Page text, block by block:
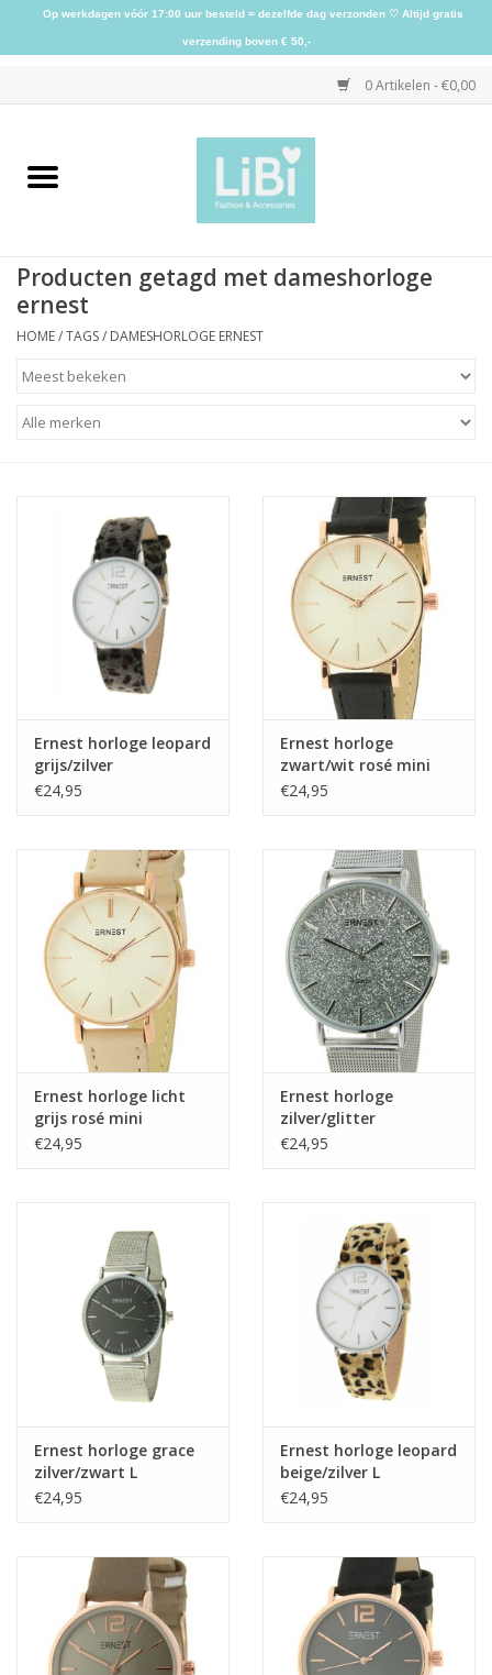
0 Artikelen - €0,00
Home
Kleding
Sieraden
Home deco
Herensokken
Producten getagd met dameshorloge
ernest
HOME/TAGS/ DAMESHORLOGE ERNEST
Ernest horloge leopard
grijs/zilver
€24,95
Ernest horloge
zwart/wit rosé mini
€24,95
Ernest horloge licht
grijs rosé mini
€24,95
Ernest horloge
zilver/glitter
€24,95
Ernest horloge grace
zilver/zwart L
€24,95
Ernest horloge leopard
beige/zilver L
€24,95
Op werkdagen vóór 17:00 uur besteld = dezelfde dag verzonden ♡ Altijd gratis
verzending boven € 50,-